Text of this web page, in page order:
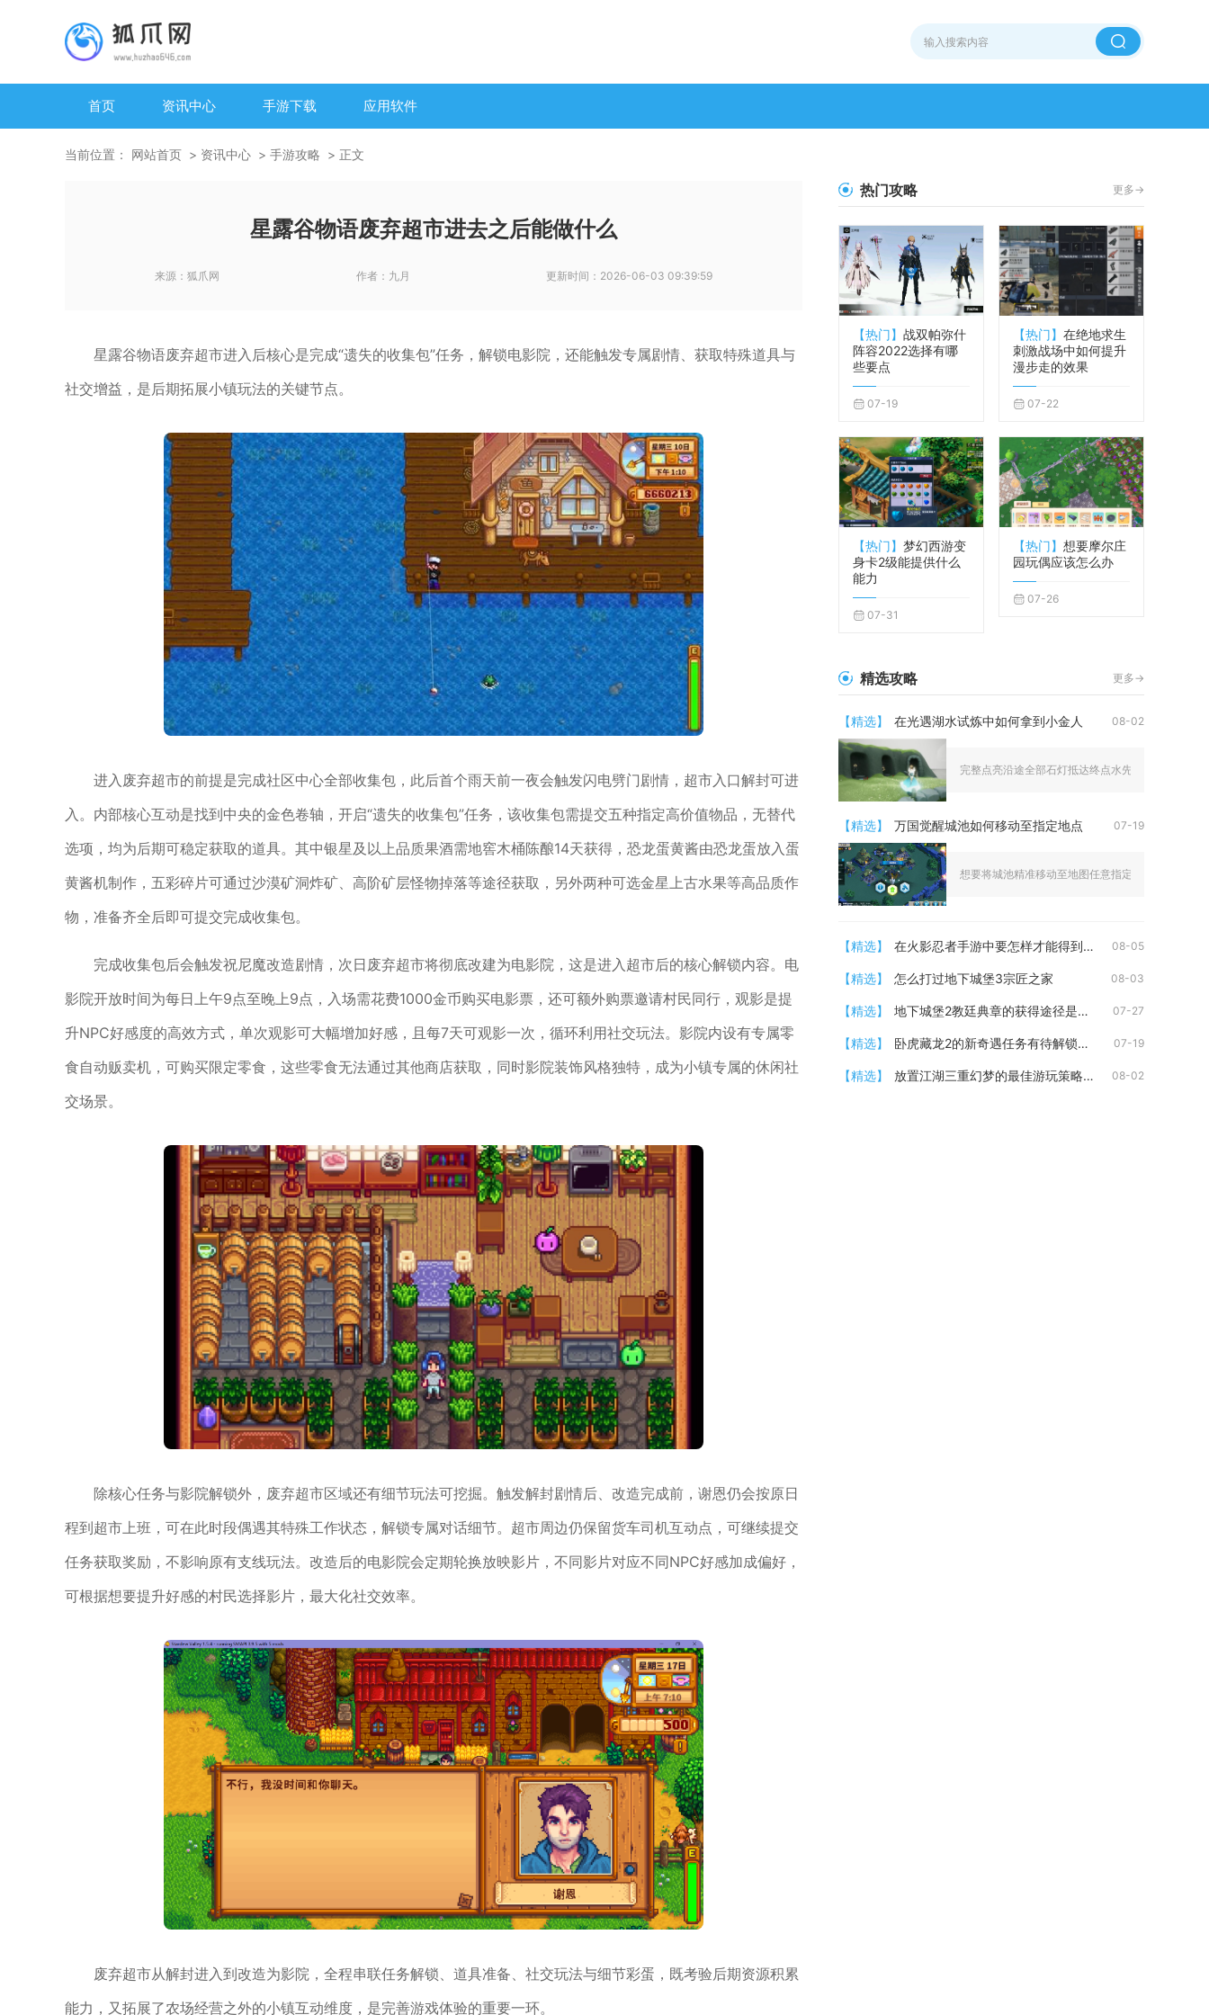
首页 资讯中心 手游下载 应用软件
当前位置： 网站首页 资讯中心 手游攻略 正文
星露谷物语废弃超市进去之后能做什么
来源： 狐爪网 作者： 九月 更新时间： 2026-06-03 09:39:59
星露谷物语废弃超市进入后核心是完成“遗失的收集包”任务，解锁电影院，还能触发专属剧情、获取特殊道具与
社交增益，是后期拓展小镇玩法的关键节点。
进入废弃超市的前提是完成社区中心全部收集包，此后首个雨天前一夜会触发闪电劈门剧情，超市入口解封可进
入。内部核心互动是找到中央的金色卷轴，开启“遗失的收集包”任务，该收集包需提交五种指定高价值物品，无替代
选项，均为后期可稳定获取的道具。其中银星及以上品质果酒需地窖木桶陈酿14天获得，恐龙蛋黄酱由恐龙蛋放入蛋
黄酱机制作，五彩碎片可通过沙漠矿洞炸矿、高阶矿层怪物掉落等途径获取，另外两种可选金星上古水果等高品质作
物，准备齐全后即可提交完成收集包。
完成收集包后会触发祝尼魔改造剧情，次日废弃超市将彻底改建为电影院，这是进入超市后的核心解锁内容。电
影院开放时间为每日上午9点至晚上9点，入场需花费1000金币购买电影票，还可额外购票邀请村民同行，观影是提
升NPC好感度的高效方式，单次观影可大幅增加好感，且每7天可观影一次，循环利用社交玩法。影院内设有专属零
食自动贩卖机，可购买限定零食，这些零食无法通过其他商店获取，同时影院装饰风格独特，成为小镇专属的休闲社
交场景。
除核心任务与影院解锁外，废弃超市区域还有细节玩法可挖掘。触发解封剧情后、改造完成前，谢恩仍会按原日
程到超市上班，可在此时段偶遇其特殊工作状态，解锁专属对话细节。超市周边仍保留货车司机互动点，可继续提交
任务获取奖励，不影响原有支线玩法。改造后的电影院会定期轮换放映影片，不同影片对应不同NPC好感加成偏好，
可根据想要提升好感的村民选择影片，最大化社交效率。
废弃超市从解封进入到改造为影院，全程串联任务解锁、道具准备、社交玩法与细节彩蛋，既考验后期资源积累
能力，又拓展了农场经营之外的小镇互动维度，是完善游戏体验的重要一环。
热门攻略 更多->
【热门】 战双帕弥什
阵容2022选择有哪
些要点
07-19
【热门】 在绝地求生
刺激战场中如何提升
漫步走的效果
07-22
【热门】 梦幻西游变
身卡2级能提供什么
能力
07-31
【热门】 想要摩尔庄
园玩偶应该怎么办
07-26
精选攻略 更多->
【精选】 在光遇湖水试炼中如何拿到小金人 08-02
完整点亮沿途全部石灯抵达终点水先知雕像，打坐
【精选】 万国觉醒城池如何移动至指定地点 07-19
想要将城池精准移动至地图任意指定坐标，核心依
【精选】 在火影忍者手游中要怎样才能得到精炼石 08-05
【精选】 怎么打过地下城堡3宗匠之家 08-03
【精选】 地下城堡2教廷典章的获得途径是什么 07-27
【精选】 卧虎藏龙2的新奇遇任务有待解锁的内容吗 07-19
【精选】 放置江湖三重幻梦的最佳游玩策略是什么 08-02